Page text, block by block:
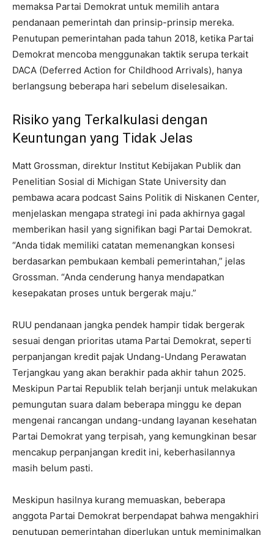
memaksa Partai Demokrat untuk memilih antara
pendanaan pemerintah dan prinsip-prinsip mereka.
Penutupan pemerintahan pada tahun 2018, ketika Partai
Demokrat mencoba menggunakan taktik serupa terkait
DACA (Deferred Action for Childhood Arrivals), hanya
berlangsung beberapa hari sebelum diselesaikan.
Risiko yang Terkalkulasi dengan
Keuntungan yang Tidak Jelas
Matt Grossman, direktur Institut Kebijakan Publik dan
Penelitian Sosial di Michigan State University dan
pembawa acara podcast Sains Politik di Niskanen Center,
menjelaskan mengapa strategi ini pada akhirnya gagal
memberikan hasil yang signifikan bagi Partai Demokrat.
“Anda tidak memiliki catatan memenangkan konsesi
berdasarkan pembukaan kembali pemerintahan,” jelas
Grossman. “Anda cenderung hanya mendapatkan
kesepakatan proses untuk bergerak maju.”
RUU pendanaan jangka pendek hampir tidak bergerak
sesuai dengan prioritas utama Partai Demokrat, seperti
perpanjangan kredit pajak Undang-Undang Perawatan
Terjangkau yang akan berakhir pada akhir tahun 2025.
Meskipun Partai Republik telah berjanji untuk melakukan
pemungutan suara dalam beberapa minggu ke depan
mengenai rancangan undang-undang layanan kesehatan
Partai Demokrat yang terpisah, yang kemungkinan besar
mencakup perpanjangan kredit ini, keberhasilannya
masih belum pasti.
Meskipun hasilnya kurang memuaskan, beberapa
anggota Partai Demokrat berpendapat bahwa mengakhiri
penutupan pemerintahan diperlukan untuk meminimalkan